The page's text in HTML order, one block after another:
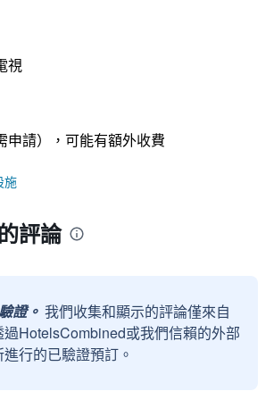
視
申請），可能有額外收費
施
評論
證。 我們收集和顯示的評論僅來自
過HotelsCombined或我們信賴的外部
行的已驗證預訂。